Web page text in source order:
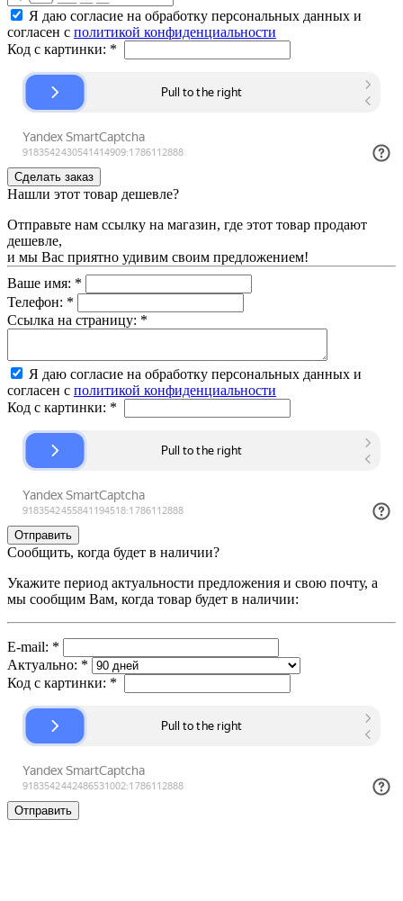
Я даю согласие на обработку персональных данных и
согласен с политикой конфиденциальности
Код с картинки: *
Нашли этот товар дешевле?
Отправьте нам ссылку на магазин, где этот товар продают
дешевле,
и мы Вас приятно удивим своим предложением!
Ваше имя: *
Телефон: *
Ссылка на страницу: *
Я даю согласие на обработку персональных данных и
согласен с политикой конфиденциальности
Код с картинки: *
Сообщить, когда будет в наличии?
Укажите период актуальности предложения и свою почту, а
мы сообщим Вам, когда товар будет в наличии:
E-mail: *
Актуально: *
Код с картинки: *